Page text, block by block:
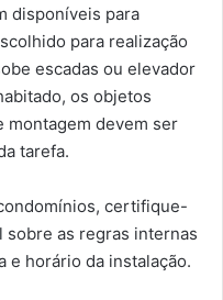
disponíveis para
para realização
escadas ou elevador
os objetos
montagem devem ser
tarefa.
certifique-
sobre as regras internas
e horário da instalação.